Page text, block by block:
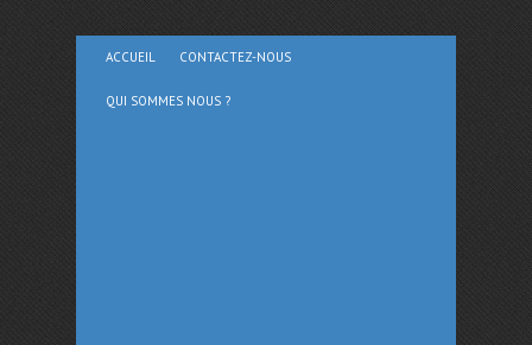
ACCUEIL CONTACTEZ-NOUS
QUI SOMMES NOUS ?